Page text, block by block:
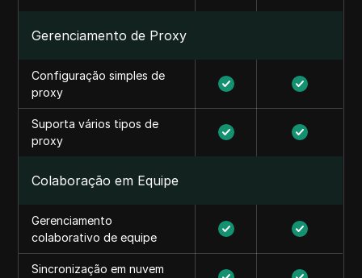
Gerenciamento de Proxy
Configuração simples de
proxy
Suporta vários tipos de
proxy
Colaboração em Equipe
Gerenciamento
colaborativo de equipe
Sincronização em nuvem